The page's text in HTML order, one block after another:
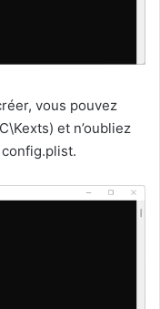
vous pouvez
et n’oubliez